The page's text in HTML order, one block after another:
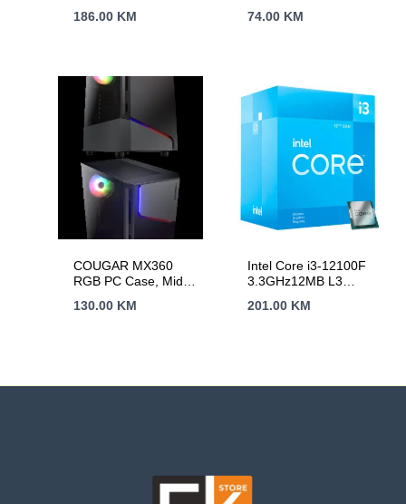
186.00 KM 74.00 KM
COUGAR MX360
RGB PC Case, Mid
130.00 KM
Intel Core i3-12100F
3.3GHz12MB L3
Lake,bez grafike
201.00 KM